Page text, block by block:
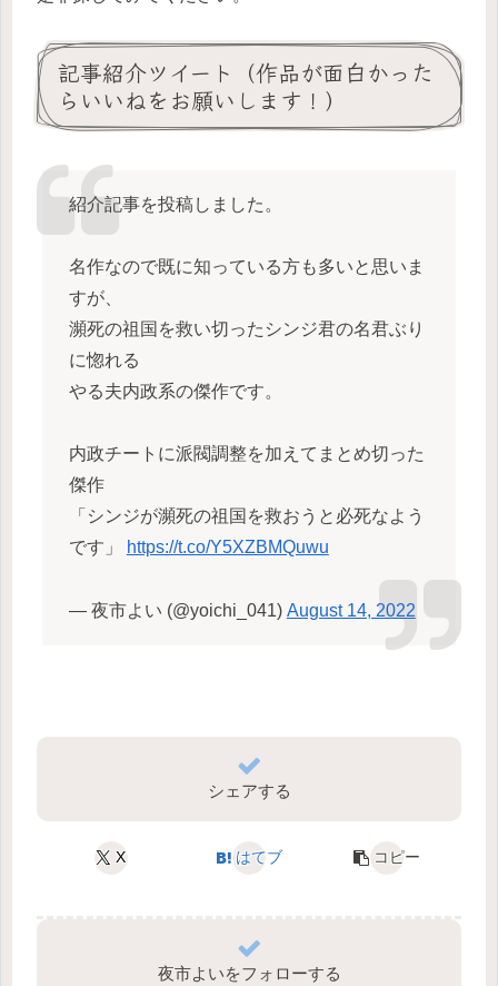
記事紹介ツイート（作品が面白かった
らいいねをお願いします！）
紹介記事を投稿しました。
名作なので既に知っている方も多いと思いま
すが、
瀕死の祖国を救い切ったシンジ君の名君ぶり
に惚れる
やる夫内政系の傑作です。
内政チートに派閥調整を加えてまとめ切った
傑作
「シンジが瀕死の祖国を救おうと必死なよう
です」
https://t.co/Y5XZBMQuwu
— 夜市よい (@yoichi_041) August 14, 2022
シェアする
X はてブ コピー
夜市よいをフォローする